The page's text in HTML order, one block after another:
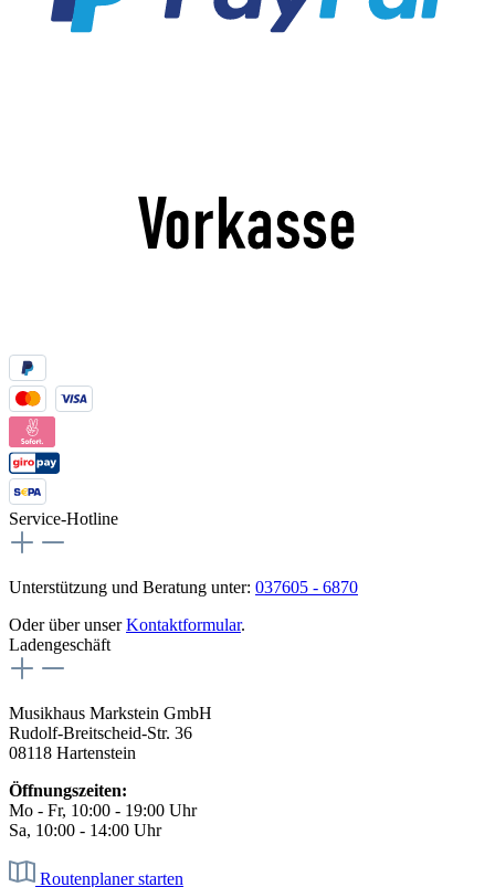
Service-Hotline
Unterstützung und Beratung unter: 037605 - 6870
Oder über unserKontaktformular.
Ladengeschäft
Musikhaus Markstein GmbH
Rudolf-Breitscheid-Str. 36
08118 Hartenstein
Öffnungszeiten:
Mo - Fr, 10:00 - 19:00 Uhr
Sa, 10:00 - 14:00 Uhr
Routenplaner starten